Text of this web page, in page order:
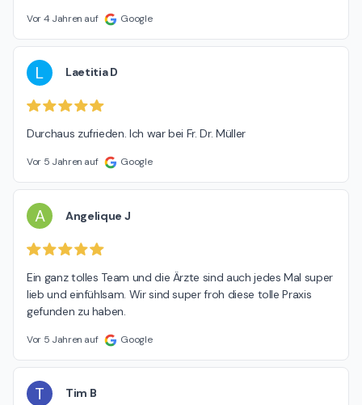
Vor 4 Jahren auf Google
L Laetitia D
Durchaus zufrieden. Ich war bei Fr. Dr. Müller
Vor 5 Jahren auf Google
A Angelique J
Ein ganz tolles Team und die Ärzte sind auch jedes Mal super
lieb und einfühlsam. Wir sind super froh diese tolle Praxis
gefunden zu haben.
Vor 5 Jahren auf Google
T Tim B